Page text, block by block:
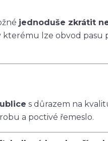
jednoduše zkrátit
kterému lze obvod pasu
s důrazem na
a poctivé řemeslo.